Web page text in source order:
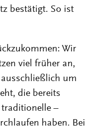
bestätigt. So ist
Wir
viel früher an,
um
die bereits
–
haben. Bei